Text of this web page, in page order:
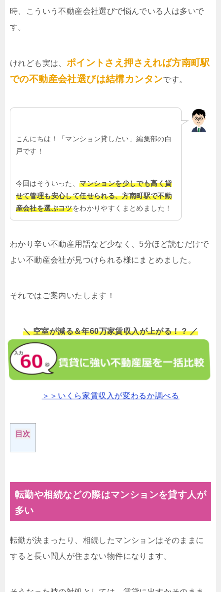
時、こういう不動産会社選びで悩んでいる人は多いで
す。
けれども実は、 ポイントさえ押さえれば方南町駅
での不動産会社選びは結構カンタンです。
こんにちは！「マンション貸したい」編集部の白
戸です！
今回はそういった、マンションを少しでも高く貸
せて管理も安心して任せられる、方南町駅で不動
産会社を選ぶコツをわかりやすくまとめました！
わかり辛い不動産用語など少なく、5分ほど読むだけで
よい不動産会社が見つけられる様にまとめました。
それではご案内いたします！
＼ 空室が減る＆年60万家賃収入が上がる！？ ／
＞＞いくら家賃収入が変わるか調べる
目次
転勤や相続などの際はマンションを貸す人が
多い
転勤が決まったり、相続したマンションはそのままに
すると長い間人が住まない物件になります。